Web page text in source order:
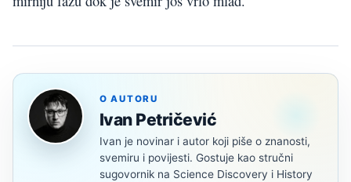
O AUTORU
Ivan Petričević
Ivan je novinar i autor koji piše o znanosti,
svemiru i povijesti. Gostuje kao stručni
sugovornik na Science Discovery i History